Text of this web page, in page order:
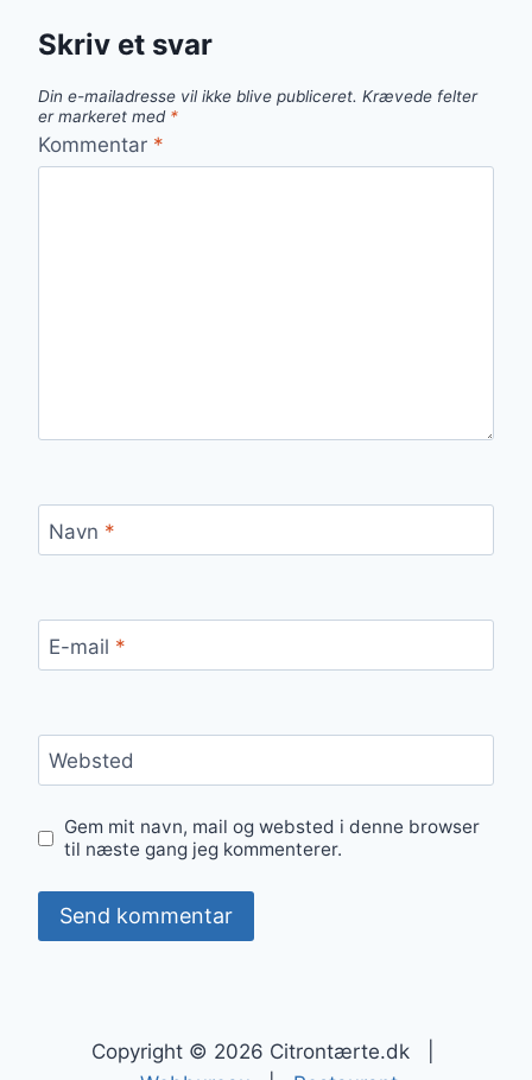
Skriv et svar
Din e-mailadresse vil ikke blive publiceret. Krævede felter
er markeret med *
Kommentar *
Navn *
E-mail *
Websted
Gem mit navn, mail og websted i denne browser
til næste gang jeg kommenterer.
Copyright © 2026 Citrontærte.dk |